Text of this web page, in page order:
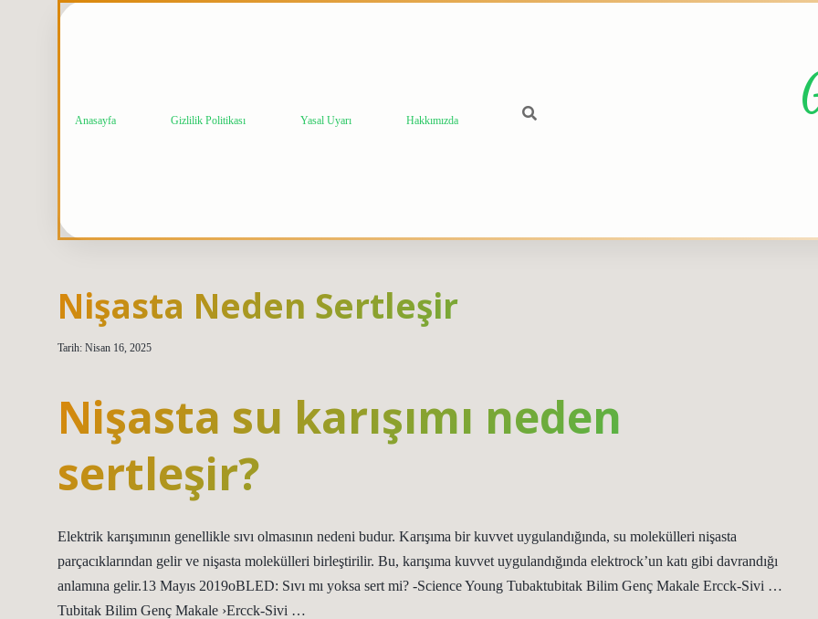
Anasayfa Gizlilik Politikası Yasal Uyarı Hakkımızda
Nişasta Neden Sertleşir
Tarih: Nisan 16, 2025
Nişasta su karışımı neden
sertleşir?
Elektrik karışımının genellikle sıvı olmasının nedeni budur. Karışıma bir kuvvet uygulandığında, su molekülleri nişasta
parçacıklarından gelir ve nişasta molekülleri birleştirilir. Bu, karışıma kuvvet uygulandığında elektrock’un katı gibi davrandığı
anlamına gelir.13 Mayıs 2019oBLED: Sıvı mı yoksa sert mi? -Science Young Tubaktubitak Bilim Genç Makale Ercck-Sivi …
Tubitak Bilim Genç Makale ›Ercck-Sivi …